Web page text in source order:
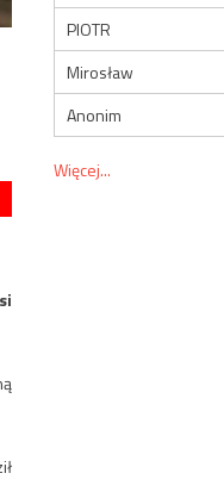
PIOTR
Mirosław
Anonim
Więcej...